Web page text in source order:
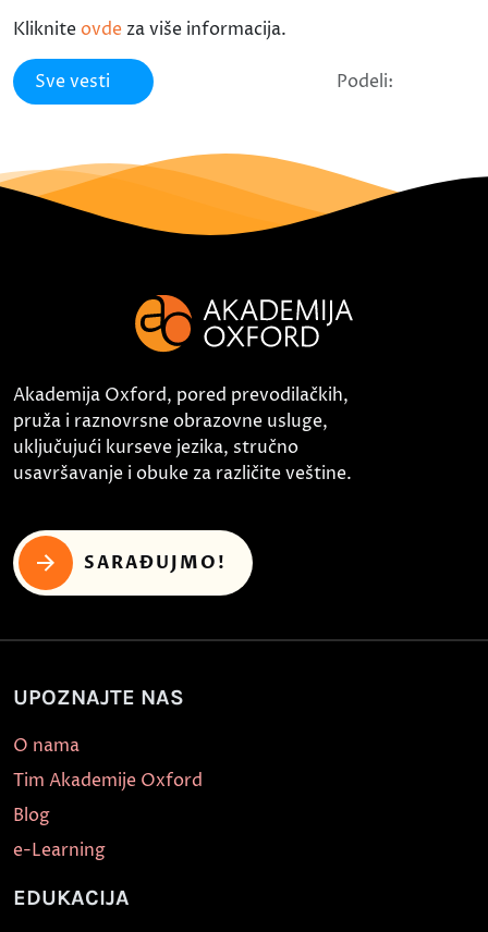
Kliknite ovde za više informacija.
Sve vesti Podeli:
Akademija Oxford, pored prevodilačkih,
pruža i raznovrsne obrazovne usluge,
uključujući kurseve jezika, stručno
usavršavanje i obuke za različite veštine.
SARAĐUJMO!
UPOZNAJTE NAS
O nama
Tim Akademije Oxford
Blog
e-Learning
EDUKACIJA